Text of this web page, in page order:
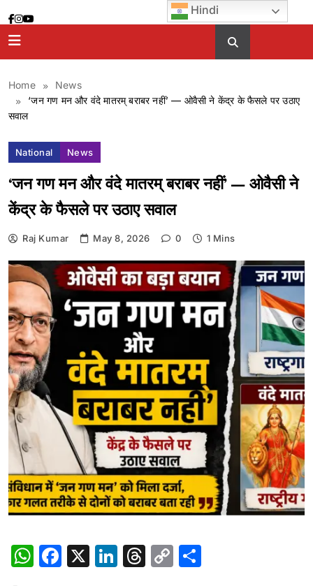
to
content
Home
News
‘जन गण मन और वंदे मातरम् बराबर नहीं’ — ओवैसी ने केंद्र के फैसले पर उठाए
सवाल
National News
‘जन गण मन और वंदे मातरम् बराबर नहीं’ — ओवैसी ने
केंद्र के फैसले पर उठाए सवाल
Raj Kumar May 8, 2026 0 1 Mins
WhatsApp
Facebook
X LinkedIn
Threads
Copy
Hindi